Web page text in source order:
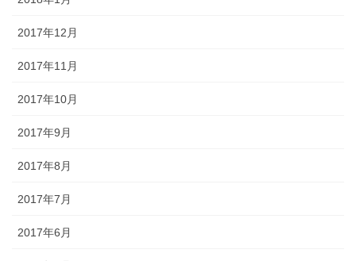
2017年12月
2017年11月
2017年10月
2017年9月
2017年8月
2017年7月
2017年6月